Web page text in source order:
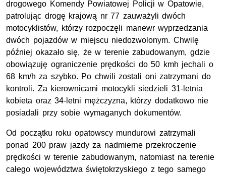
drogowego Komendy Powiatowej Policji w Opatowie,
patrolując drogę krajową nr 77 zauważyli dwóch
motocyklistów, którzy rozpoczęli manewr wyprzedzania
dwóch pojazdów w miejscu niedozwolonym. Chwilę
później okazało się, że w terenie zabudowanym, gdzie
obowiązuję ograniczenie prędkości do 50 kmh jechali o
68 km/h za szybko. Po chwili zostali oni zatrzymani do
kontroli. Za kierownicami motocykli siedzieli 31-letnia
kobieta oraz 34-letni mężczyzna, którzy dodatkowo nie
posiadali przy sobie wymaganych dokumentów.
Od początku roku opatowscy mundurowi zatrzymali
ponad 200 praw jazdy za nadmierne przekroczenie
prędkości w terenie zabudowanym, natomiast na terenie
całego województwa świętokrzyskiego z tego samego